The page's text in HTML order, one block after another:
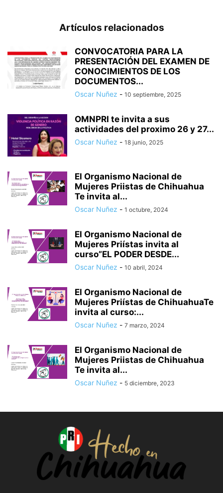
Artículos relacionados
CONVOCATORIA PARA LA
PRESENTACIÓN DEL EXAMEN DE
CONOCIMIENTOS DE LOS
DOCUMENTOS...
Oscar Nuñez - 10 septiembre, 2025
OMNPRI te invita a sus
actividades del proximo 26 y 27...
Oscar Nuñez - 18 junio, 2025
El Organismo Nacional de
Mujeres Priistas de Chihuahua
Te invita al...
Oscar Nuñez - 1 octubre, 2024
El Organismo Nacional de
Mujeres Priístas invita al
curso”EL PODER DESDE...
Oscar Nuñez - 10 abril, 2024
El Organismo Nacional de
Mujeres Priístas de ChihuahuaTe
invita al curso:...
Oscar Nuñez - 7 marzo, 2024
El Organismo Nacional de
Mujeres Priistas de Chihuahua
Te invita al...
Oscar Nuñez - 5 diciembre, 2023